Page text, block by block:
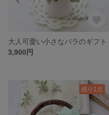
大人可愛い小さなバラのギフト
3,900円
残り1点